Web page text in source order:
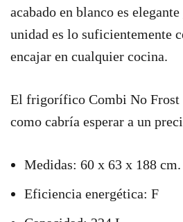
acabado en blanco es
unidad es lo suficientemente
encajar en cualquier cocina.
El frigorífico Combi No Frost
como cabría esperar a un
Medidas: 60 x 63 x 188 cm.
Eficiencia energética: F